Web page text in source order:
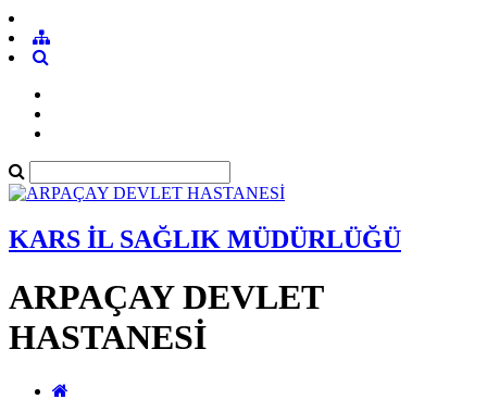
KARS İL SAĞLIK MÜDÜRLÜĞÜ
ARPAÇAY DEVLET
HASTANESİ